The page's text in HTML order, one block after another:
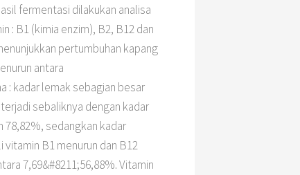
fermentasi dilakukan analisa
: B1 (kimia enzim), B2, B12 dan
pertumbuhan kapang
antara
: kadar lemak sebagian besar
sebaliknya dengan kadar
sedangkan kadar
B1 menurun dan B12
7,69&#8211;56,88%. Vitamin